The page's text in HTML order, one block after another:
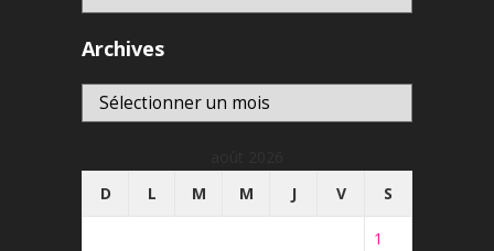
Archives
Archives
D
L M M J V S
1